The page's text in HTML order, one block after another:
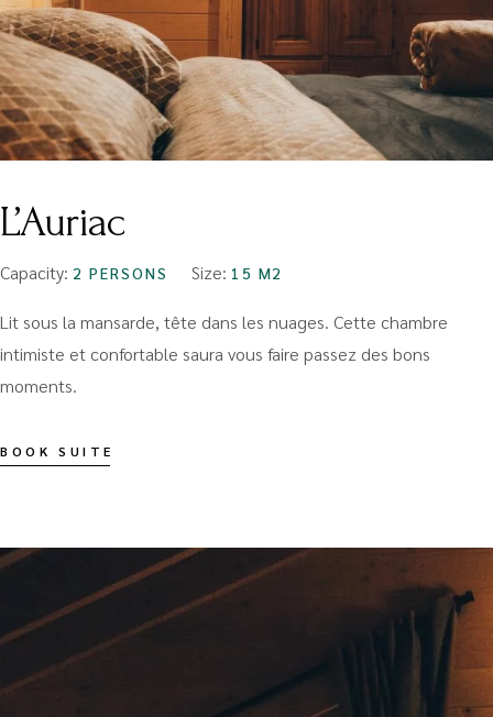
L’Auriac
Capacity: 2 PERSONS Size: 15 M2
Lit sous la mansarde, tête dans les nuages. Cette chambre
intimiste et confortable saura vous faire passez des bons
moments.
BOOK SUITE